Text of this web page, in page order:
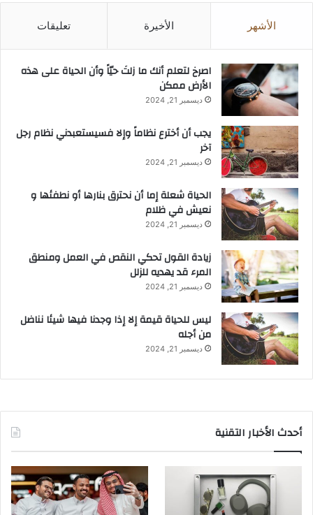
الأشهر الأخيرة تعليقات
‫اصرخ لتعلم أنك ما زلتَ حيّاً وأن الحياة على هذه
الأرض ممكن
ديسمبر 21, 2024
يجب أن أخترع نظاماً وإلا فسيستعبدني نظام رجل
آخر
ديسمبر 21, 2024
الحياة شعلة إما أن نحترق بنارها أو نطفئها و
نعيش في ظلام
ديسمبر 21, 2024
زيادة القول تحكي النقص في العمل ومنطق
المرء قد يهديه للزلل
ديسمبر 21, 2024
ليس للحياة قيمة إلا إذا وجدنا فيها شيئا نناضل
من أجله
ديسمبر 21, 2024
أحدث الأخبار التقنية